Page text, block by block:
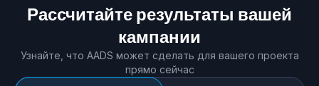
Рассчитайте результаты вашей
кампании
Узнайте, что AADS может сделать для вашего проекта
прямо сейчас